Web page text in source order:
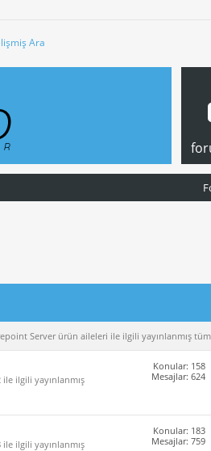
Ara
Server ürün aileleri ile ilgili yayınlanmış
ilgili yayınlanmış
Konular: 158
Mesajlar: 624
ilgili yayınlanmış
Konular: 183
Mesajlar: 759